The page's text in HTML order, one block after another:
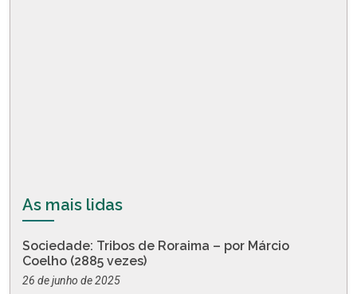
As mais lidas
Sociedade: Tribos de Roraima – por Márcio
Coelho (2885 vezes)
26 de junho de 2025